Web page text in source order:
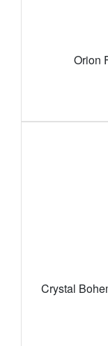
Orion
Crystal